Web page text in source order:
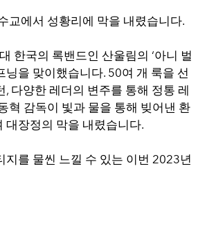
교에서 성황리에 막을 내렸습니다.
한국의 록밴드인 산울림의 ‘아니 벌
을 맞이했습니다. 50여 개 룩을 선
다양한 레더의 변주를 통해 정통 레
혁 감독이 빛과 물을 통해 빚어낸 환
대장정의 막을 내렸습니다.
를 물씬 느낄 수 있는 이번 2023년